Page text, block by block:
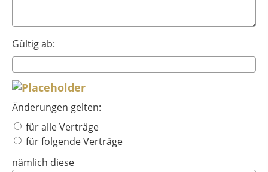
Gültig ab:
Änderungen gelten:
für alle Verträge
für folgende Verträge
nämlich diese